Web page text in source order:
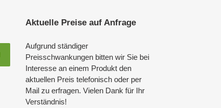
Aktuelle Preise auf Anfrage
Aufgrund ständiger
Preisschwankungen bitten wir Sie bei
Interesse an einem Produkt den
aktuellen Preis telefonisch oder per
Mail zu erfragen. Vielen Dank für Ihr
Verständnis!